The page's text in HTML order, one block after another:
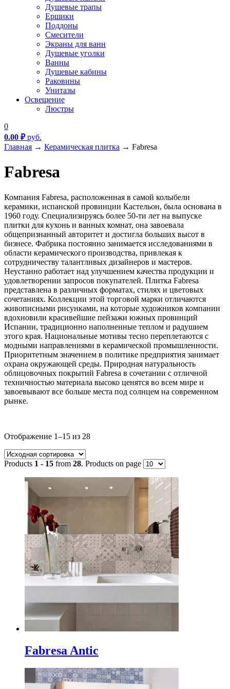
Душевые трапы
Ершики
Поддоны
Смесители
Экраны для ванн
Душевые уголки
Ванны
Душевые кабины
Раковины
Унитазы
Освещение
Люстры
0
0.00 ₽руб.
Главная → Керамическая плитка → Fabresa
Fabresa
Компания Fabresa, расположенная в самой колыбели
керамики, испанской провинции Кастельон, была основана в
1960 году. Специализируясь более 50-ти лет на выпуске
плитки для кухонь и ванных комнат, она завоевала
общепризнанный авторитет и достигла больших высот в
бизнесе. Фабрика постоянно занимается исследованиями в
области керамического производства, привлекая к
сотрудничеству талантливых дизайнеров и мастеров.
Неустанно работает над улучшением качества продукции и
удовлетворении запросов покупателей. Плитка Fabresa
представлена в различных форматах, стилях и цветовых
сочетаниях. Коллекции этой торговой марки отличаются
живописными рисунками, на которые художников компании
вдохновили красивейшие пейзажи южных провинций
Испании, традиционно наполненные теплом и радушием
этого края. Национальные мотивы тесно переплетаются с
модными направлениями в керамической промышленности.
Приоритетным значением в политике предприятия занимает
охрана окружающей среды. Природная натуральность
облицовочных покрытий Fabresa в сочетании с отличной
техничностью материала высоко ценятся во всем мире и
завоевывают все больше места под солнцем на современном
рынке.
Метки товаров
Индия
Италия(399)
Китай
Польша
Россия
Турция (66)
Испания (797)
Товар Размер
Отображение 1–15 из 28
Products 1 - 15 from 28. Products on page
Fabresa Antic